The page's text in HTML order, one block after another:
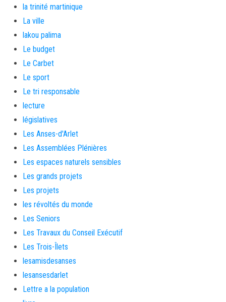
la trinité martinique
La ville
lakou palima
Le budget
Le Carbet
Le sport
Le tri responsable
lecture
législatives
Les Anses-d'Arlet
Les Assemblées Plénières
Les espaces naturels sensibles
Les grands projets
Les projets
les révoltés du monde
Les Seniors
Les Travaux du Conseil Exécutif
Les Trois-Îlets
lesamisdesanses
lesansesdarlet
Lettre a la population